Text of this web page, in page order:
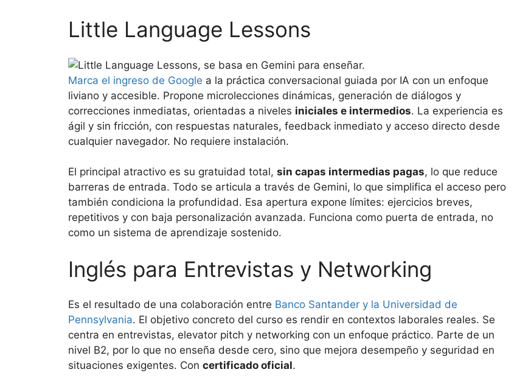
Little Language Lessons
Marca el ingreso de Google a la práctica conversacional guiada por IA con un enfoque
liviano y accesible. Propone microlecciones dinámicas, generación de diálogos y
correcciones inmediatas, orientadas a niveles iniciales e intermedios. La experiencia es
ágil y sin fricción, con respuestas naturales, feedback inmediato y acceso directo desde
cualquier navegador. No requiere instalación.
El principal atractivo es su gratuidad total, sin capas intermedias pagas, lo que reduce
barreras de entrada. Todo se articula a través de Gemini, lo que simplifica el acceso pero
también condiciona la profundidad. Esa apertura expone límites: ejercicios breves,
repetitivos y con baja personalización avanzada. Funciona como puerta de entrada, no
como un sistema de aprendizaje sostenido.
Inglés para Entrevistas y Networking
Es el resultado de una colaboración entre Banco Santander y la Universidad de
Pennsylvania. El objetivo concreto del curso es rendir en contextos laborales reales. Se
centra en entrevistas, elevator pitch y networking con un enfoque práctico. Parte de un
nivel B2, por lo que no enseña desde cero, sino que mejora desempeño y seguridad en
situaciones exigentes. Con certificado oficial.